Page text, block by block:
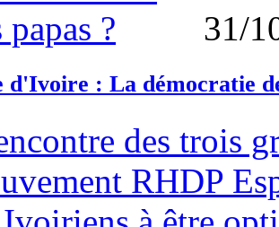
31/
d'Ivoire : La démocratie